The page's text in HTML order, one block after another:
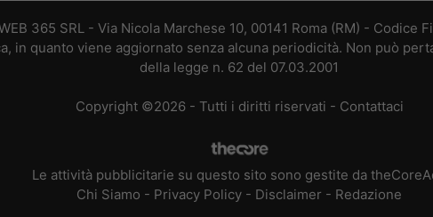
365 SRL - Via Nicola Marchese 10, 00141 Roma (RM) - Codice
in quanto viene aggiornato senza alcuna periodicità. Non può
della legge n. 62 del 07.03.2001
Copyright ©2026 - Tutti i diritti riservati - Contattaci
Le attività pubblicitarie su questo sito sono gestite da
Chi Siamo - Privacy Policy - Disclaimer - Redazione